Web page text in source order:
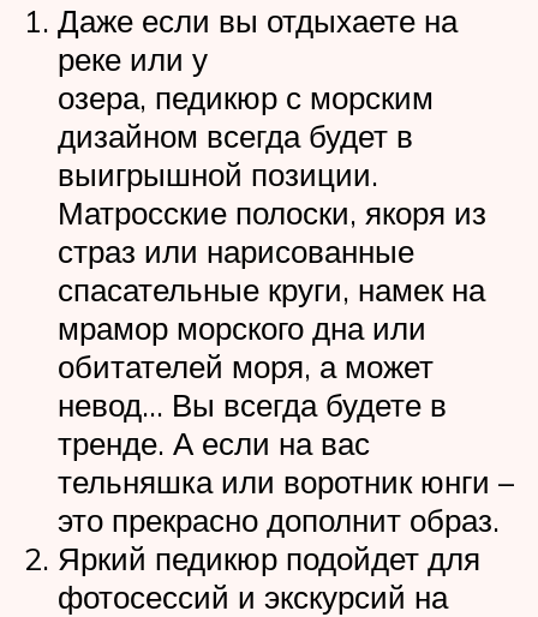
Даже если вы отдыхаете на
реке или у
озера, педикюр с морским
дизайном всегда будет в
выигрышной позиции.
Матросские полоски, якоря из
страз или нарисованные
спасательные круги, намек на
мрамор морского дна или
обитателей моря, а может
невод… Вы всегда будете в
тренде. А если на вас
тельняшка или воротник юнги –
это прекрасно дополнит образ.
Яркий педикюр подойдет для
фотосессий и экскурсий на